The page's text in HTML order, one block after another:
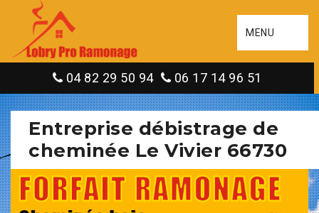
MENU
04 82 29 50 94 06 17 14 96 51
Entreprise débistrage de
cheminée Le Vivier 66730